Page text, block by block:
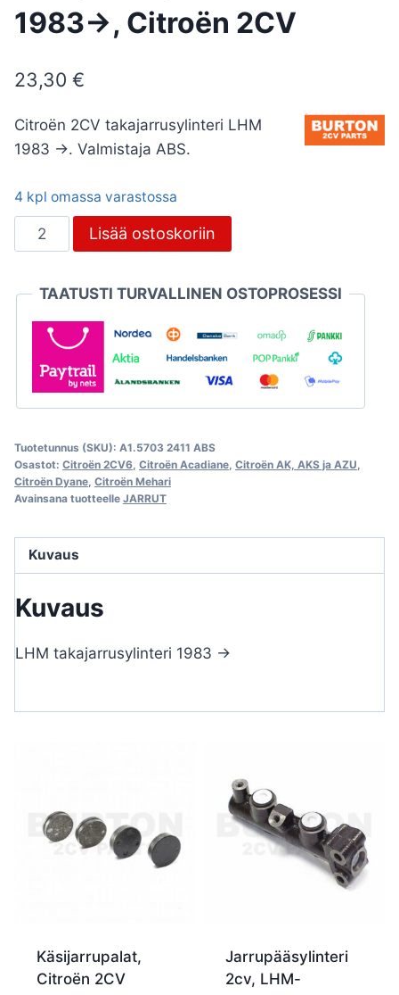
1983->, Citroën 2CV
23,30 €
Citroën 2CV takajarrusylinteri LHM
1983 ->. Valmistaja ABS.
4 kpl omassa varastossa
Takajarrusylinteri
LHM
>,
Citroën
määrä
Lisää ostoskoriin
TAATUSTI TURVALLINEN OSTOPROSESSI
Tuotetunnus (SKU): A1.5703 2411 ABS
Osastot: Citroën 2CV6 Citroën Acadiane Citroën AK, AKS ja AZU
Citroën Dyane Citroën Mehari
Avainsana tuotteelle JARRUT
Kuvaus
Kuvaus
LHM takajarrusylinteri 1983 ->
Käsijarrupalat,
Citroën 2CV
Jarrupääsylinteri
2cv, LHM-